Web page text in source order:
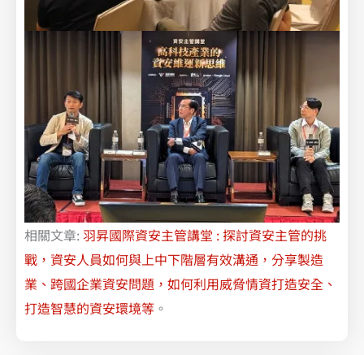
相關文章:羽昇國際資安主管講堂 : 探討資安主管的挑
戰，資安人員如何與上中下階層有效溝通，分享製造
業、跨國企業資安問題，如何利用威脅情資打造安全、
打造智慧的資安環境等 。